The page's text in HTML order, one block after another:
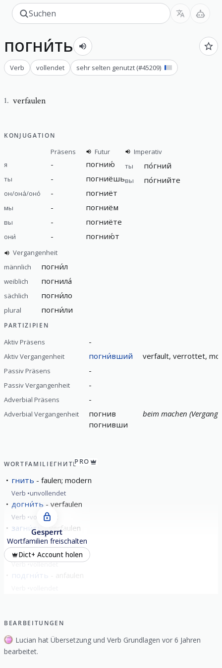
погни́ть
Verb vollendet sehr selten genutzt (#45209)
1. verfaulen
KONJUGATION
Präsens
Futur
я
- погнию́
ты - погниёшь
он/она́/оно́ - погниёт
мы - погниём
вы - погниёте
они́ - погнию́т
Imperativ
ты
по́гний
вы по́гнийте
Vergangenheit
männlich
погни́л
weiblich погнила́
sächlich погни́ло
plural погни́ли
PARTIZIPIEN
Aktiv Präsens -
Aktiv Vergangenheit погни́вший verfault, verrottet,
Passiv Präsens -
Passiv Vergangenheit -
Adverbial Präsens -
Adverbial Vergangenheit
погнив
погнивши
beim machen
WORTFAMILIEГНИТЬPRO
гнить faulen; modern
Verb unvollendet
догни́ть verfaulen
Verb vollendet
загни́ть verfaulen
Verb vollendet
погни́ть verfaulen
Verb vollendet
подгни́ть
Gesperrt
Wortfamilien freischalten
Dict+ Account holen
BEARBEITUNGEN
Lucian hat Übersetzung und Verb Grundlagen vor 6 Jahren
bearbeitet.